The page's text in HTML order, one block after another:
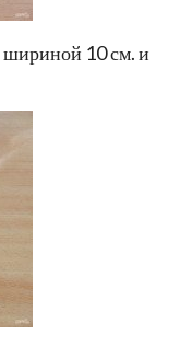
шириной 10 см. и